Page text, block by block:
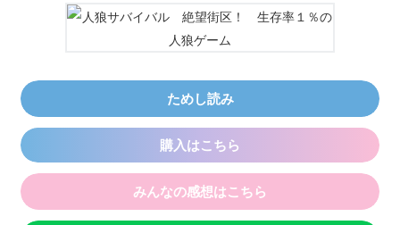
ためし読み
購入はこちら
みんなの感想はこちら